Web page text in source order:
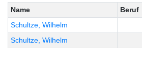
Name
Beruf
Schultze, Wilhelm
Schultze, Wilhelm